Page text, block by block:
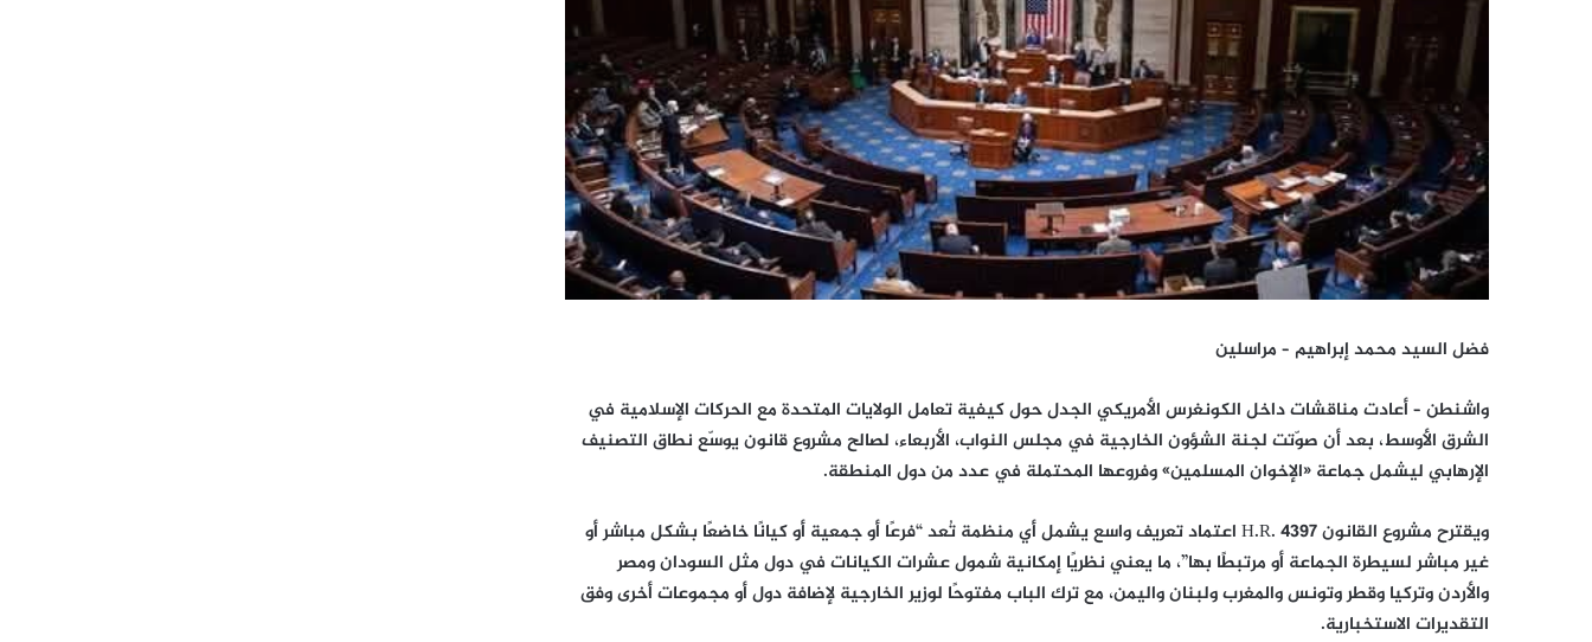
فضل السيد محمد إبراهيم – مراسلين
واشنطن – أعادت مناقشات داخل الكونغرس الأمريكي الجدل حول كيفية تعامل الولايات المتحدة مع الحركات الإسلامية في
الشرق الأوسط، بعد أن صوّتت لجنة الشؤون الخارجية في مجلس النواب، الأربعاء، لصالح مشروع قانون يوسّع نطاق التصنيف
الإرهابي ليشمل جماعة «الإخوان المسلمين» وفروعها المحتملة في عدد من دول المنطقة.
ويقترح مشروع القانون H.R. 4397 اعتماد تعريف واسع يشمل أي منظمة تُعد “فرعًا أو جمعية أو كيانًا خاضعًا بشكل مباشر أو
غير مباشر لسيطرة الجماعة أو مرتبطًا بها”، ما يعني نظريًا إمكانية شمول عشرات الكيانات في دول مثل السودان ومصر
والأردن وتركيا وقطر وتونس والمغرب ولبنان واليمن، مع ترك الباب مفتوحًا لوزير الخارجية لإضافة دول أو مجموعات أخرى وفق
التقديرات الاستخبارية.